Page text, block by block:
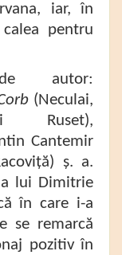
iar, în
pentru
autor:
(Neculai,
Ruset),
Cantemir
ș. a.
lui Dimitrie
în care i-a
se remarcă
pozitiv în